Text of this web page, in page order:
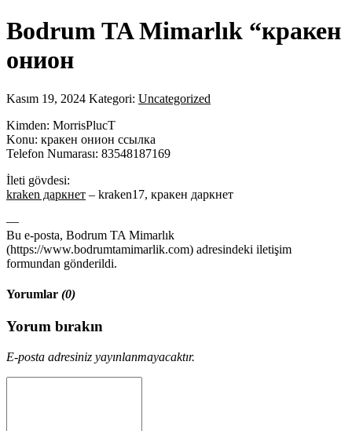
Bodrum TA Mimarlık “кракен
онион
Kasım 19, 2024 Kategori: Uncategorized
Kimden: MorrisPlucT
Konu: кракен онион ссылка
Telefon Numarası: 83548187169
İleti gövdesi:
kraken даркнет – kraken17, кракен даркнет
—
Bu e-posta, Bodrum TA Mimarlık
(https://www.bodrumtamimarlik.com) adresindeki iletişim
formundan gönderildi.
Yorumlar (0)
Yorum bırakın
E-posta adresiniz yayınlanmayacaktır.